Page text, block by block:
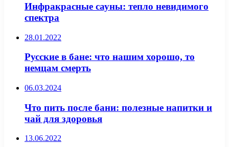
Инфракрасные сауны: тепло невидимого
спектра
28.01.2022
Русские в бане: что нашим хорошо, то
немцам смерть
06.03.2024
Что пить после бани: полезные напитки и
чай для здоровья
13.06.2022